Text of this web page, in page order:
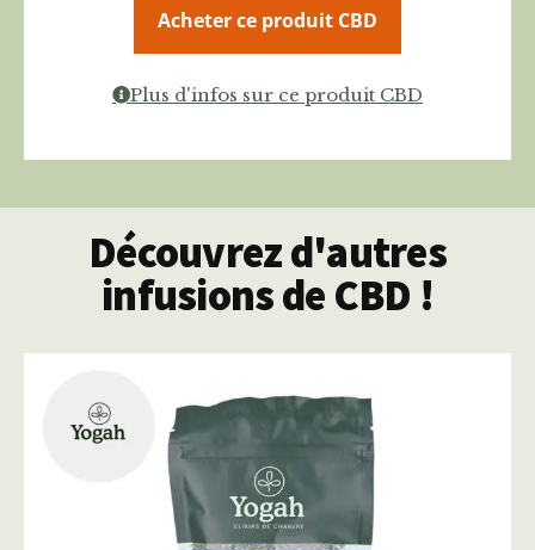
Acheter ce produit CBD
Plus d'infos sur ce produit CBD
Découvrez d'autres
infusions de CBD !